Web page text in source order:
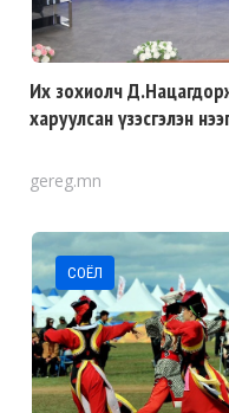
Их зохиолч
харуулсан үзэсгэлэн
gereg.mn
СОЁЛ